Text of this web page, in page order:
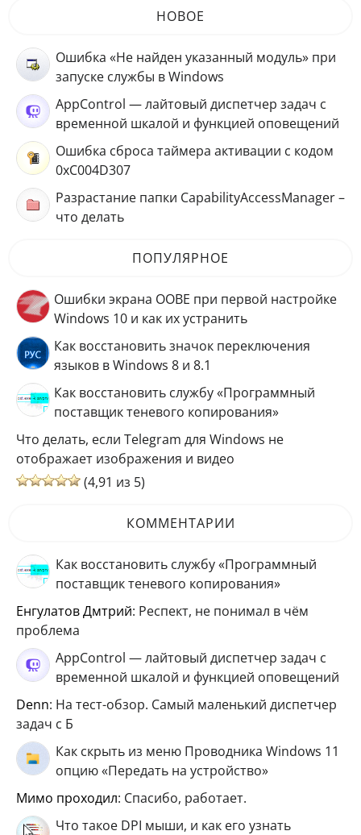
НОВОЕ
Ошибка «Не найден указанный модуль» при
запуске службы в Windows
AppControl — лайтовый диспетчер задач с
временной шкалой и функцией оповещений
Ошибка сброса таймера активации с кодом
0xC004D307
Разрастание папки CapabilityAccessManager –
что делать
ПОПУЛЯРНОЕ
Ошибки экрана OOBE при первой настройке
Windows 10 и как их устранить
Как восстановить значок переключения
языков в Windows 8 и 8.1
Как восстановить службу «Программный
поставщик теневого копирования»
Что делать, если Telegram для Windows не
отображает изображения и видео
(4,91 из 5)
КОММЕНТАРИИ
Как восстановить службу «Программный
поставщик теневого копирования»
Енгулатов Дмтрий: Респект, не понимал в чём
проблема
AppControl — лайтовый диспетчер задач с
временной шкалой и функцией оповещений
Denn: На тест-обзор. Самый маленький диспетчер
задач с Б
Как скрыть из меню Проводника Windows 11
опцию «Передать на устройство»
мимо проходил: Спасибо, работает.
Что такое DPI мыши, и как его узнать